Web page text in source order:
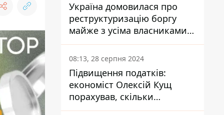
Україна домовилася про
реструктуризацію боргу
майже з усіма власниками
єврооблігацій: що це
означає для країни
08:13, 28 серпня 2024
Підвищення податків:
економіст Олексій Кущ
порахував, скільки
заплатить кожен українець